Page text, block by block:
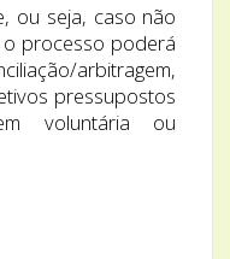
ou seja, caso não
processo poderá
arbitragem,
pressupostos
voluntária ou